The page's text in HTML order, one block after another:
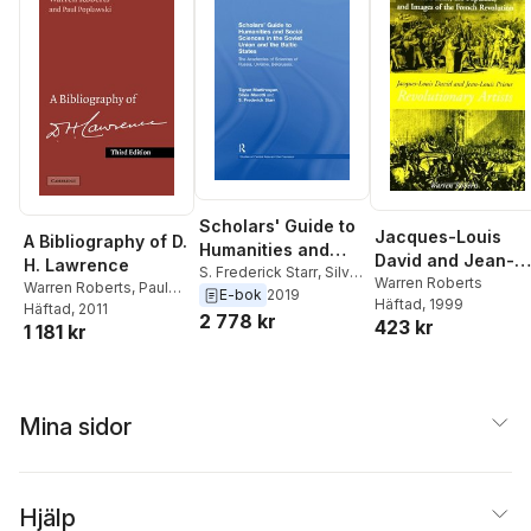
A Bibliography of D.
H. Lawrence
Warren Roberts, Paul
Poplawski
Häftad, 2011
1 181 kr
Scholars' Guide to
Humanities and
Social Sciences in
the Soviet Union
and the Baltic
S. Frederick Starr, Silvia
Maretti,Tigran
Martirosyan
E-bok 2019
2 778 kr
Jacques-Louis
David and Jean-
Louis Prieur,
Revolutionary
Artists
Warren Roberts
Häftad, 1999
423 kr
Mina sidor
Hjälp